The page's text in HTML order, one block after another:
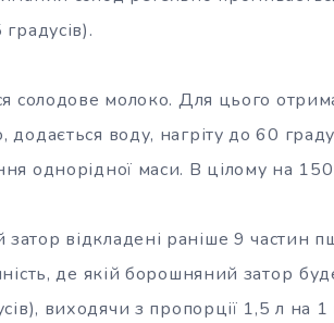
солодове молоко. Для цього
воду, нагріту до 60
однорідної маси. В цілому на
відкладені раніше 9 частин
де якій борошняний затор
виходячи з пропорції 1,5 л на